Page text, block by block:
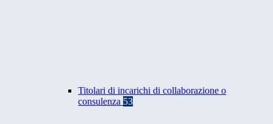
Titolari di incarichi di collaborazione o
consulenza 53